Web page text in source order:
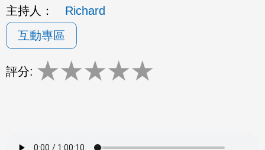
主持人：
Richard
互動專區
評分: ★★★★★